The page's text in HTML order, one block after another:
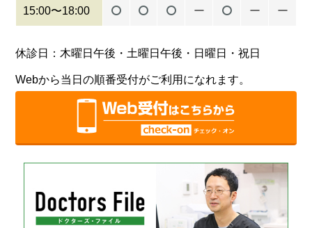
15:00〜18:00 ー ー ー
休診日：木曜日午後・土曜日午後・日曜日・祝日
Webから当日の順番受付がご利用になれます。